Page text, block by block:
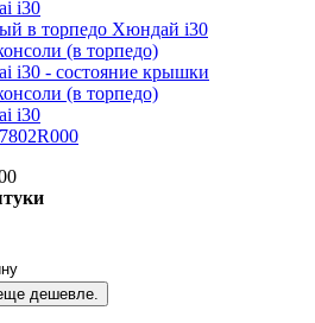
дешевле.